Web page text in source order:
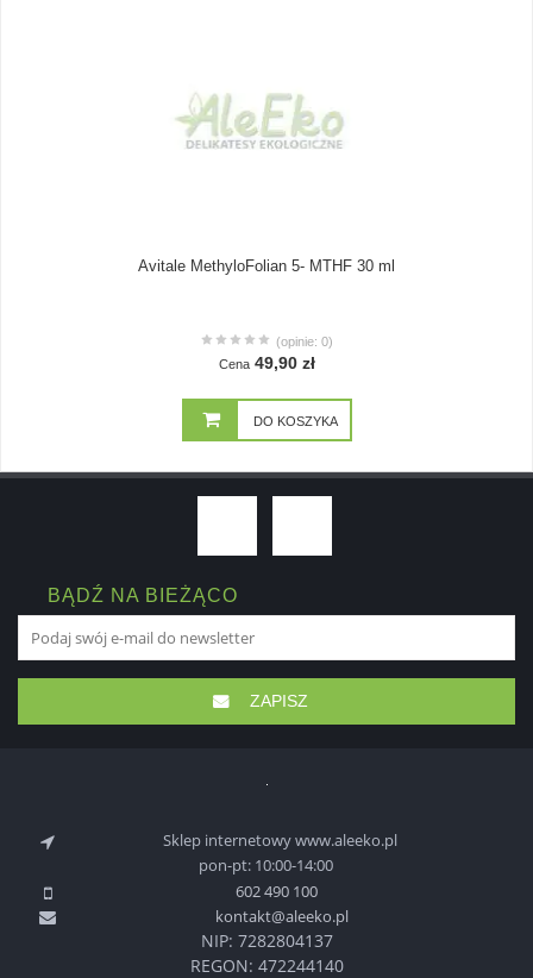
Avitale MethyloFolian 5- MTHF 30 ml
(opinie: 0)
Cena 49,90 zł
DO KOSZYKA
BĄDŹ NA BIEŻĄCO
ZAPISZ
Sklep internetowy www.aleeko.pl
pon-pt: 10:00-14:00
602 490 100
kontakt@aleeko.pl
NIP: 7282804137
REGON: 472244140